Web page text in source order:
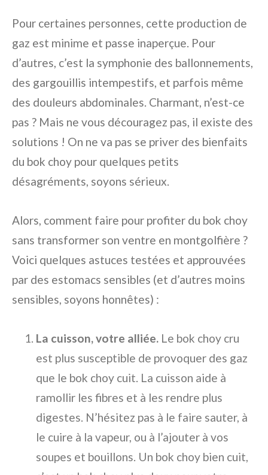
Pour certaines personnes, cette production de
gaz est minime et passe inaperçue. Pour
d’autres, c’est la symphonie des ballonnements,
des gargouillis intempestifs, et parfois même
des douleurs abdominales. Charmant, n’est-ce
pas ? Mais ne vous découragez pas, il existe des
solutions ! On ne va pas se priver des bienfaits
du bok choy pour quelques petits
désagréments, soyons sérieux.
Alors, comment faire pour profiter du bok choy
sans transformer son ventre en montgolfière ?
Voici quelques astuces testées et approuvées
par des estomacs sensibles (et d’autres moins
sensibles, soyons honnêtes) :
La cuisson, votre alliée. Le bok choy cru
est plus susceptible de provoquer des gaz
que le bok choy cuit. La cuisson aide à
ramollir les fibres et à les rendre plus
digestes. N’hésitez pas à le faire sauter, à
le cuire à la vapeur, ou à l’ajouter à vos
soupes et bouillons. Un bok choy bien cuit,